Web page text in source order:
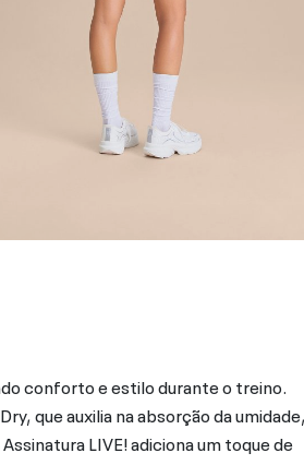
conforto e estilo durante o treino.
que auxilia na absorção da
LIVE! adiciona um toque de